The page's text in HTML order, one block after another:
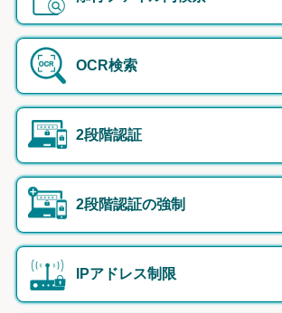
OCR検索
2段階認証
2段階認証の強制
IPアドレス制限